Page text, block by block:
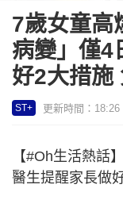
7歲女童高
病變」僅4
好2大措施
ST+ 更新時間：
【#Oh生活熱話
醫生提醒家長做